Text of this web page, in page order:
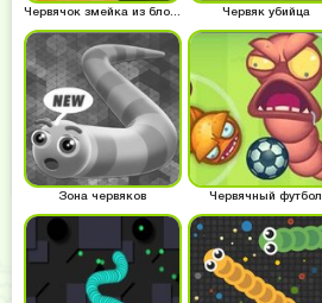
Червячок змейка из блоков Червяк убийца
Зона червяков Червячный футбол